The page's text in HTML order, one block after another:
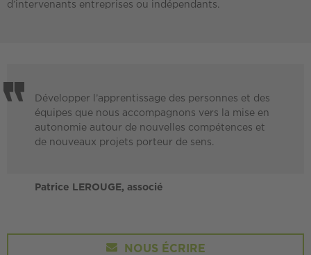
d’intervenants entreprises ou indépendants.
Développer l’apprentissage des personnes et des
équipes que nous accompagnons vers la mise en
autonomie autour de nouvelles compétences et
de nouveaux projets porteur de sens.
Patrice LEROUGE, associé
NOUS ÉCRIRE